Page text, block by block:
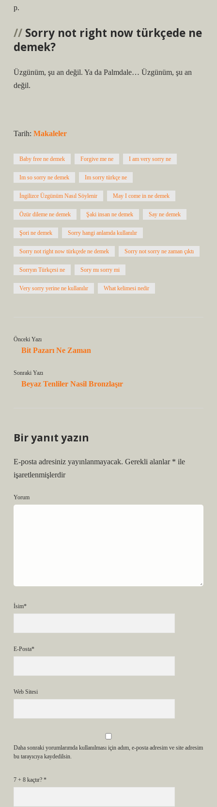
p.
Sorry not right now türkçede ne
demek?
Üzgünüm, şu an değil. Ya da Palmdale… Üzgünüm, şu an
değil.
Tarih: Makaleler
Baby free ne demek Forgive me ne I am very sorry ne
Im so sorry ne demek Im sorry türkçe ne
İngilizce Üzgünüm Nasıl Söylenir May I come in ne demek
Özür dileme ne demek Şaki insan ne demek Say ne demek
Şori ne demek Sorry hangi anlamda kullanılır
Sorry not right now türkçede ne demek Sorry not sorry ne zaman çıktı
Sorryın Türkçesi ne Sory mı sorry mi
Very sorry yerine ne kullanılır What kelimesi nedir
Önceki Yazı
Bit Pazarı Ne Zaman
Sonraki Yazı
Beyaz Tenliler Nasil Bronzlaşır
Bir yanıt yazın
E-posta adresiniz yayınlanmayacak. Gerekli alanlar * ile
işaretlenmişlerdir
Yorum
İsim*
E-Posta*
Web Sitesi
Daha sonraki yorumlarımda kullanılması için adım, e-posta adresim ve site adresim
bu tarayıcıya kaydedilsin.
7 + 8 kaçtır? *